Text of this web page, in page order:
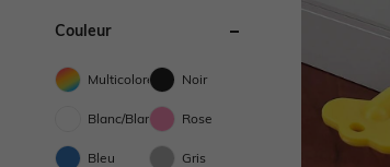
Couleur
Multicolore Noir
Blanc/Blanche Rose
Bleu Gris